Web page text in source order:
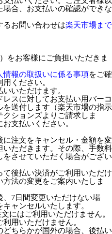
合、お支払いの確認ができな
お問い合わせは楽天市場まで
をお客様にご負担いただきま
情報の取扱いに係る事項をご確
ください。
いただけます。
スに対してお支払い用バーコ
送付します（楽天市場の指示
ションズよりご請求しま
支払いください。
注文をキャンセル・金額を変
ただきます。その際、手数料
させていただく場合がござい
後払い決済がご利用いただけ
法の変更をご案内いたしま
7日間変更いただけない場
ャンセルいたします。
にはご利用いただけません。
用いただけません。
ちらかが国外の場合、後払い